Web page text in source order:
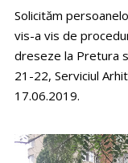
Solicităm
vis-a vis de
dreseze la Pretura
21-22, Serviciul
17.06.2019.